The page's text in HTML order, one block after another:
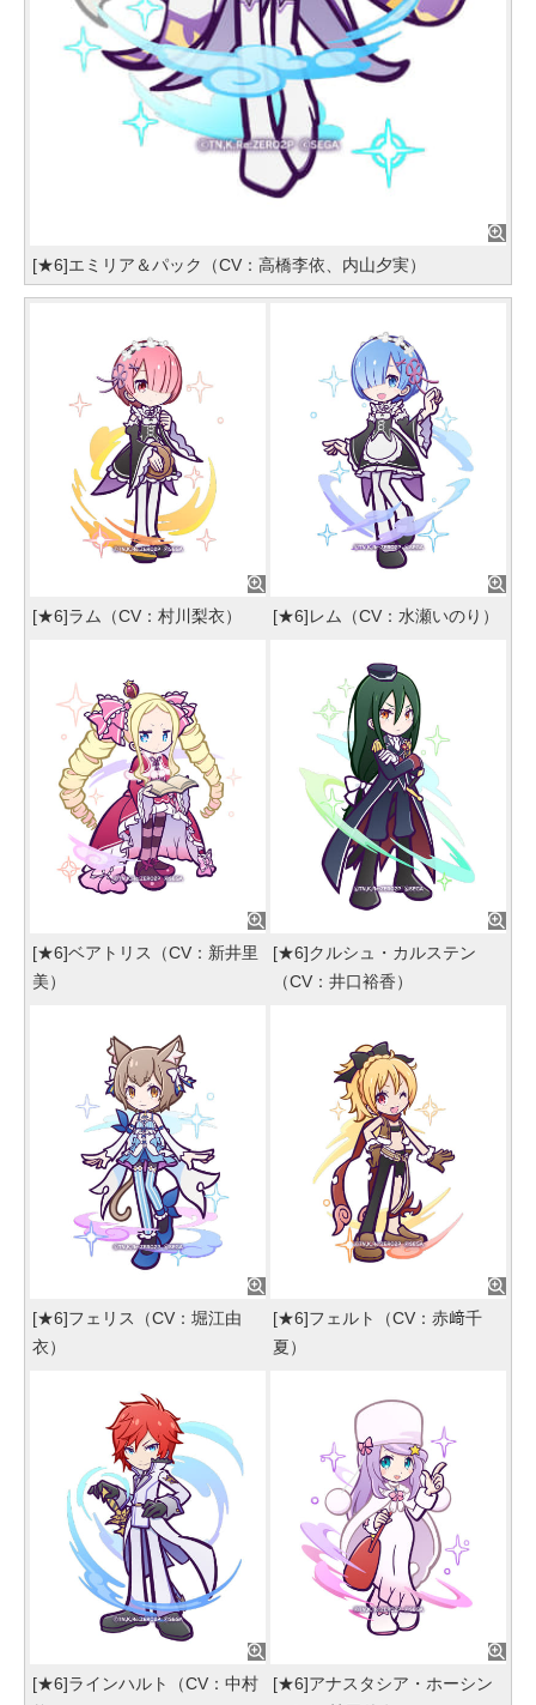
[★6]エミリア＆パック（CV：高橋李依、内山夕実）
[★6]ラム（CV：村川梨衣） [★6]レム（CV：水瀬いのり）
[★6]ベアトリス（CV：新井里
美）
[★6]クルシュ・カルステン
（CV：井口裕香）
[★6]フェリス（CV：堀江由
衣）
[★6]フェルト（CV：赤﨑千
夏）
[★6]ラインハルト（CV：中村
[★6]アナスタシア・ホーシン